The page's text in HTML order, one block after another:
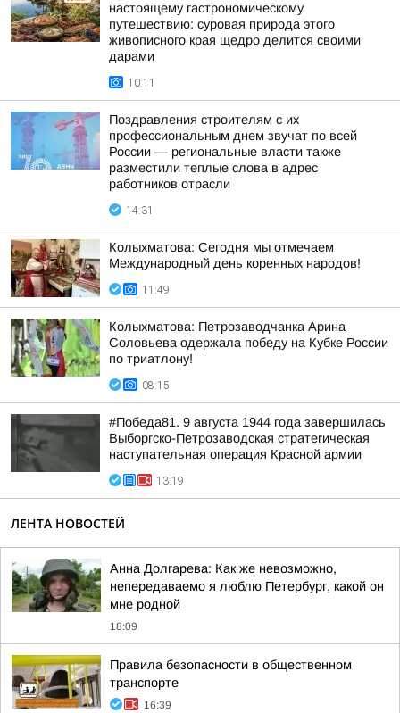
настоящему гастрономическому
путешествию: суровая природа этого
живописного края щедро делится своими
дарами
10:11
Поздравления строителям с их
профессиональным днем звучат по всей
России — региональные власти также
разместили теплые слова в адрес
работников отрасли
14:31
Колыхматова: Сегодня мы отмечаем
Международный день коренных народов!
11:49
Колыхматова: Петрозаводчанка Арина
Соловьева одержала победу на Кубке России
по триатлону!
08:15
#Победа81. 9 августа 1944 года завершилась
Выборгско-Петрозаводская стратегическая
наступательная операция Красной армии
13:19
ЛЕНТА НОВОСТЕЙ
Анна Долгарева: Как же невозможно,
непередаваемо я люблю Петербург, какой он
мне родной
18:09
Правила безопасности в общественном
транспорте
16:39